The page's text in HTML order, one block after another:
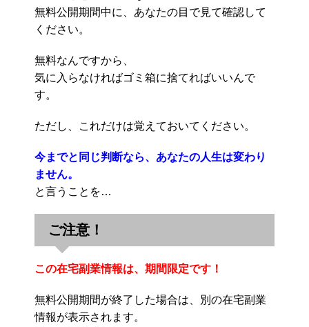
無料公開期間中に、あなたの目で見て確認して
ください。
無料なんですから、
気に入らなければゴミ箱に捨てればいいんで
す。
ただし、これだけは覚えておいてください。
今までと同じ判断なら、あなたの人生は変わり
ません。
と言うことを…
ご注意！
この在宅副業情報は、期間限定です！
無料公開期間が終了した場合は、別の在宅副業
情報が表示されます。